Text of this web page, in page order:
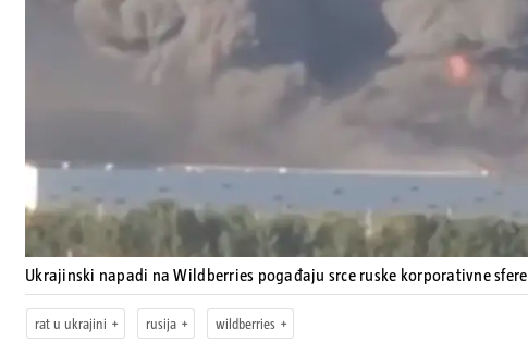
Ukrajinski napadi na Wildberries pogađaju srce ruske korporativne sfere
rat u ukrajini rusija wildberries